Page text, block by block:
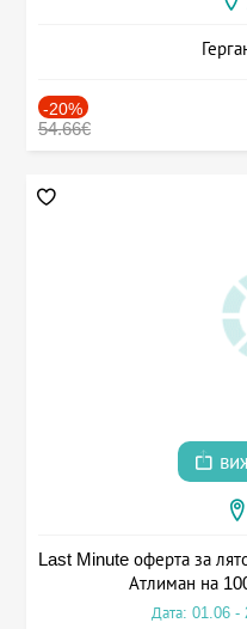
-20%
54.66€
Last Minute оферта за
Атлиман на
Дата: 01.06